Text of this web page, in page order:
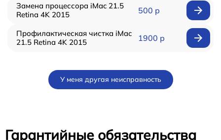
Замена процессора iMac 21.5
Retina 4K 2015
500 р
Профилактическая чистка iMac
21.5 Retina 4K 2015
1900 р
У меня другая неисправность
Гарантийные обязательства